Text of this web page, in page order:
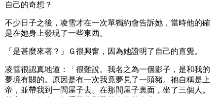
自己的奇想？
不少日子之後，凌雪才在一次單獨約會告訴她，當時他的確
是在她身上發現了一些東西。
「是甚麼來著？」Ｇ很興奮，因為她證明了自己的直覺。
凌雪很認真地道：「很難說。我名之為一個影子，是和我的
夢境有關的。原因是有一次我竟夢見了一頭豬。祂自稱是上
帝，並帶我到一間屋子去。在那間屋子裏面，坐了三個人。